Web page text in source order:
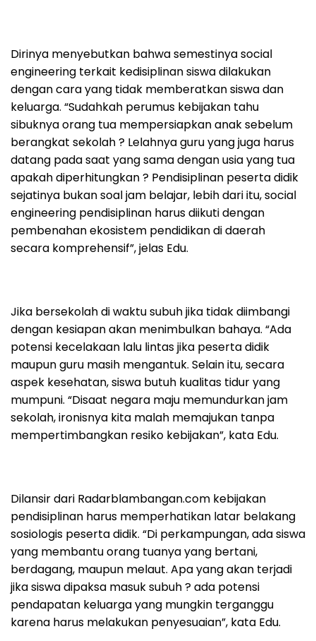
Dirinya menyebutkan bahwa semestinya social
engineering terkait kedisiplinan siswa dilakukan
dengan cara yang tidak memberatkan siswa dan
keluarga. “Sudahkah perumus kebijakan tahu
sibuknya orang tua mempersiapkan anak sebelum
berangkat sekolah ? Lelahnya guru yang juga harus
datang pada saat yang sama dengan usia yang tua
apakah diperhitungkan ? Pendisiplinan peserta didik
sejatinya bukan soal jam belajar, lebih dari itu, social
engineering pendisiplinan harus diikuti dengan
pembenahan ekosistem pendidikan di daerah
secara komprehensif”, jelas Edu.
Jika bersekolah di waktu subuh jika tidak diimbangi
dengan kesiapan akan menimbulkan bahaya. “Ada
potensi kecelakaan lalu lintas jika peserta didik
maupun guru masih mengantuk. Selain itu, secara
aspek kesehatan, siswa butuh kualitas tidur yang
mumpuni. “Disaat negara maju memundurkan jam
sekolah, ironisnya kita malah memajukan tanpa
mempertimbangkan resiko kebijakan”, kata Edu.
Dilansir dari Radarblambangan.com kebijakan
pendisiplinan harus memperhatikan latar belakang
sosiologis peserta didik. “Di perkampungan, ada siswa
yang membantu orang tuanya yang bertani,
berdagang, maupun melaut. Apa yang akan terjadi
jika siswa dipaksa masuk subuh ? ada potensi
pendapatan keluarga yang mungkin terganggu
karena harus melakukan penyesuaian”, kata Edu.